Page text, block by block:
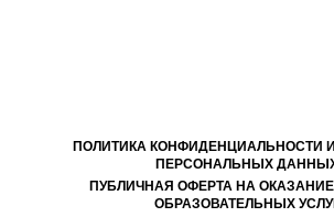
ПОЛИТИКА КОНФИДЕНЦИАЛЬНОСТИ
ПЕРСОНАЛЬНЫХ
ПУБЛИЧНАЯ ОФЕРТА НА
ОБРАЗОВАТЕЛЬНЫХ